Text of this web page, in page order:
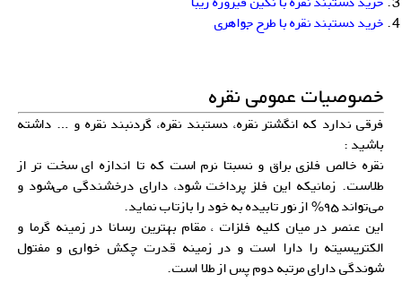
خرید دستبند نقره با طرح جواهری
خصوصیات عمومی نقره
فرقی ندارد که انگشتر نقره، دستبند نقره، گردنبند نقره و … داشته
باشید :
نقره خالص فلزی براق و نسبتا نرم است که تا اندازه ای سخت تر از
طلاست. زمانیکه این فلز پرداخت شود، دارای درخشندگی می‌شود و
می‌تواند ۹۵% از نور تابیده به خود را بازتاب نماید.
این عنصر در میان کلیه فلزات ، مقام بهترین رسانا در زمینه گرما و
الکتریسیته را دارا است و در زمینه قدرت چکش خواری و مفتول
شوندگی دارای مرتبه دوم پس از طلا است.